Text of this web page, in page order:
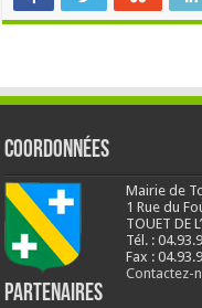
Coordonnées
Mairie de
1 Rue du
TOUET DE
Tél. :
Fax :
Contactez-
Partenaires